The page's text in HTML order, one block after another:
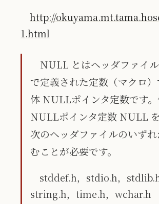
http://
1.html
NULL とはヘッダファイ
で定義された定数（マクロ
体 NULLポインタ定数です。
NULLポインタ定数 NULL を
次のヘッダファイルのいず
むことが必要です。
stddef.h，stdio.h，stdlib.h
string.h，time.h，wchar.h